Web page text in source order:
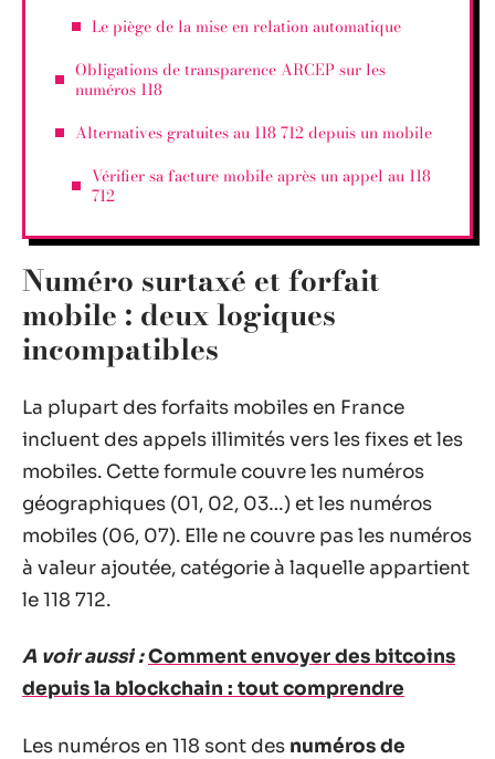
Le piège de la mise en relation automatique
Obligations de transparence ARCEP sur les
numéros 118
Alternatives gratuites au 118 712 depuis un mobile
Vérifier sa facture mobile après un appel au 118
712
Numéro surtaxé et forfait
mobile : deux logiques
incompatibles
La plupart des forfaits mobiles en France
incluent des appels illimités vers les fixes et les
mobiles. Cette formule couvre les numéros
géographiques (01, 02, 03…) et les numéros
mobiles (06, 07). Elle ne couvre pas les numéros
à valeur ajoutée, catégorie à laquelle appartient
le 118 712.
A voir aussi :Comment envoyer des bitcoins
depuis la blockchain : tout comprendre
Les numéros en 118 sont des numéros de